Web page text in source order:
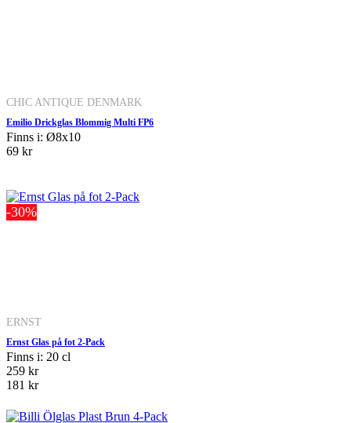
CHIC ANTIQUE DENMARK
Emilio Drickglas Blommig Multi FP6
Finns i: Ø8x10
69 kr
-30%
ERNST
Ernst Glas på fot 2-Pack
Finns i: 20 cl
259 kr
181 kr